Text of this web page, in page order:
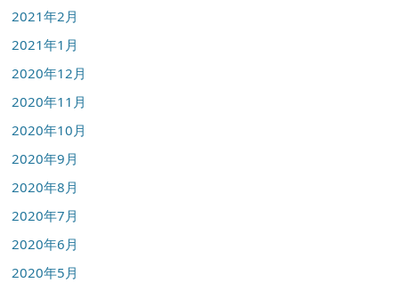
2021年2月
2021年1月
2020年12月
2020年11月
2020年10月
2020年9月
2020年8月
2020年7月
2020年6月
2020年5月